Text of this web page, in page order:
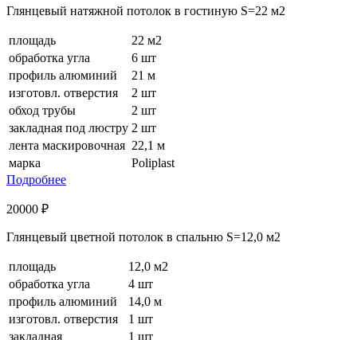
Глянцевый натяжной потолок в гостиную S=22 м2
площадь
22 м2
обработка угла
6 шт
профиль алюминий
21 м
изготовл. отверстия
2 шт
обход трубы
2 шт
закладная под люстру 2 шт
лента маскировочная 22,1 м
марка
Poliplast
Подробнее
20000 ₽
Глянцевый цветной потолок в спальню S=12,0 м2
площадь
12,0 м2
обработка угла
4 шт
профиль алюминий
14,0 м
изготовл. отверстия
1 шт
закладная
1 шт